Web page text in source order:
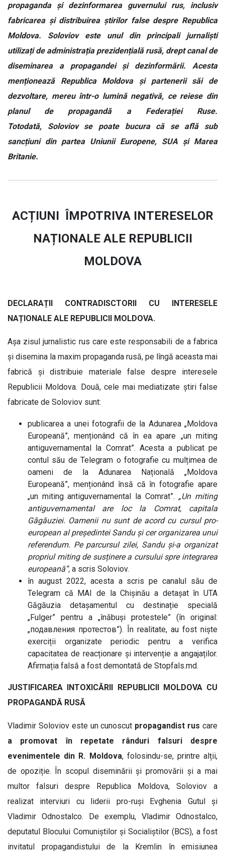
propaganda și dezinformarea guvernului rus, inclusiv
fabricarea și distribuirea știrilor false despre Republica
Moldova. Soloviov este unul din principali jurnaliști
utilizați de administrația prezidențială rusă, drept canal de
diseminarea a propagandei și dezinformării. Acesta
menționează Republica Moldova și partenerii săi de
dezvoltare, mereu într-o lumină negativă, ce reiese din
planul de propagandă a Federației Ruse.
Totodată, Soloviov se poate bucura că se află sub
sancțiuni din partea Uniunii Europene, SUA și Marea
Britanie.
ACȚIUNI ÎMPOTRIVA INTERESELOR
NAȚIONALE ALE REPUBLICII
MOLDOVA
DECLARAȚII CONTRADISCTORII CU INTERESELE
NAȚIONALE ALE REPUBLICII MOLDOVA.
Așa zisul jurnalistic rus care este responsabili de a fabrica
și disemina la maxim propaganda rusă, pe lîngă aceasta mai
fabrică și distribuie materiale false despre interesele
Republicii Moldova. Două, cele mai mediatizate știri false
fabricate de Soloviov sunt:
publicarea a unei fotografii de la Adunarea „Moldova
Europeană”, menționând că în ea apare „un miting
antiguvernamental la Comrat”. Acesta a publicat pe
contul său de Telegram o fotografie cu mulțimea de
oameni de la Adunarea Națională „Moldova
Europeană”, menționând însă că în fotografie apare
„un miting antiguvernamental la Comrat”. „Un miting
antiguvernamental are loc la Comrat, capitala
Găgăuziei. Oamenii nu sunt de acord cu cursul pro-
european al președintei Sandu și cer organizarea unui
referendum. Pe parcursul zilei, Sandu și-a organizat
propriul miting de susținere a cursului spre integrarea
europeană”, a scris Soloviov.
în august 2022, acesta a scris pe canalul său de
Telegram că MAI de la Chișinău a detașat în UTA
Găgăuzia detașamentul cu destinație specială
„Fulger” pentru a „înăbuși protestele” (în original:
„подавления протестов”). În realitate, au fost niște
exerciții organizate periodic pentru a verifica
capacitatea de reacționare și intervenție a angajaților.
Afirmația falsă a fost demontată de Stopfals.md.
JUSTIFICAREA INTOXICĂRII REPUBLICII MOLDOVA CU
PROPAGANDĂ RUSĂ
Vladimir Soloviov este un cunoscut propagandist rus care
a promovat în repetate rânduri falsuri despre
evenimentele din R. Moldova, folosindu-se, printre alții,
de opoziție. În scopul diseminării și promovării și a mai
multor falsuri despre Republica Moldova, Soloviov a
realizat interviuri cu liderii pro-ruși Evghenia Gutul și
Vladimir Odnostalco. De exemplu, Vladimir Odnostalco,
deputatul Blocului Comuniștilor și Socialiștilor (BCS), a fost
invitatul propagandistului de la Kremlin în emisiunea